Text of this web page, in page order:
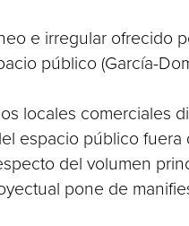
e irregular ofrecido
público (García-
locales
espacio público
del volumen
pone de